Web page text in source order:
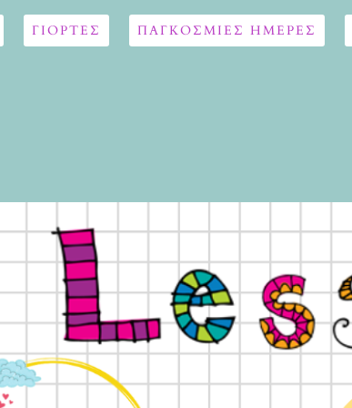
ΓΙΟΡΤΈΣ ΠΑΓΚΟΣΜΙΕΣ ΗΜΕΡΕΣ